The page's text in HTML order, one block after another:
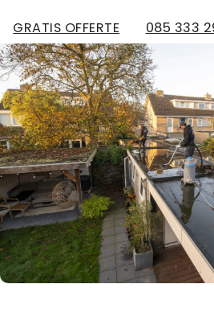
GRATIS OFFERTE 085 333